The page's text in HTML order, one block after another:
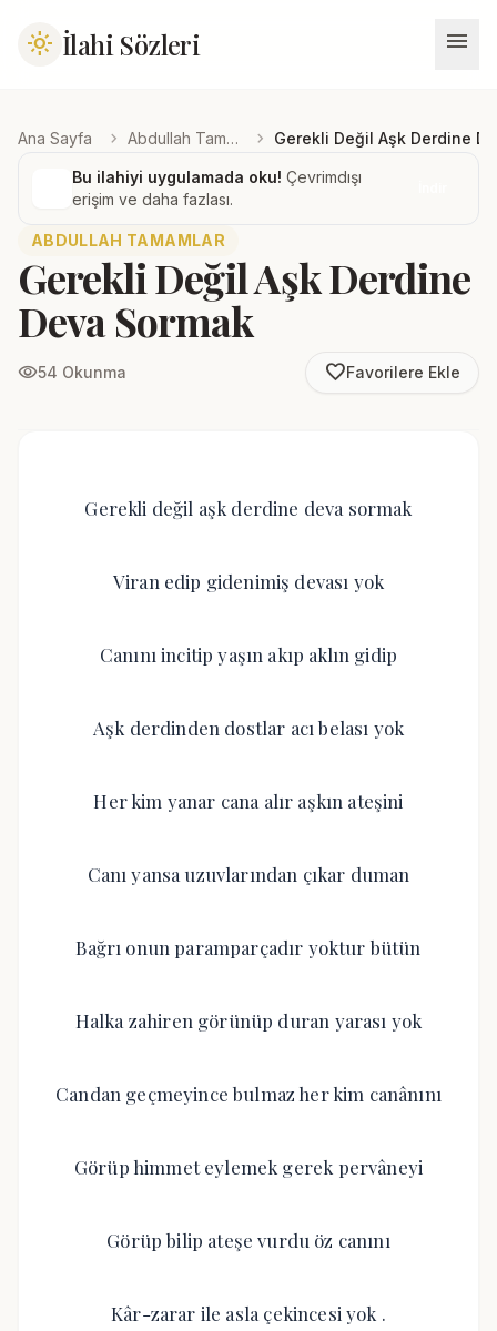
light_mode İlahi Sözleri menu
Ana Sayfa chevron_right Abdullah Tamamlar chevron_right Gerekli Değil Aşk Derdine
Bu ilahiyi uygulamada oku! Çevrimdışı
erişim ve daha fazlası.
ABDULLAH TAMAMLAR
Gerekli Değil Aşk Derdine
Deva Sormak
visibility54 Okunma favorite_borderFavorilere Ekle
Gerekli değil aşk derdine deva sormak
Viran edip gidenimiş devası yok
Canını incitip yaşın akıp aklın gidip
Aşk derdinden dostlar acı belası yok
Her kim yanar cana alır aşkın ateşini
Canı yansa uzuvlarından çıkar duman
Bağrı onun paramparçadır yoktur bütün
Halka zahiren görünüp duran yarası yok
Candan geçmeyince bulmaz her kim canânını
Görüp himmet eylemek gerek pervâneyi
Görüp bilip ateşe vurdu öz canını
Kâr-zarar ile asla çekincesi yok .